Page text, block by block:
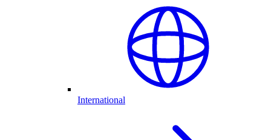
International